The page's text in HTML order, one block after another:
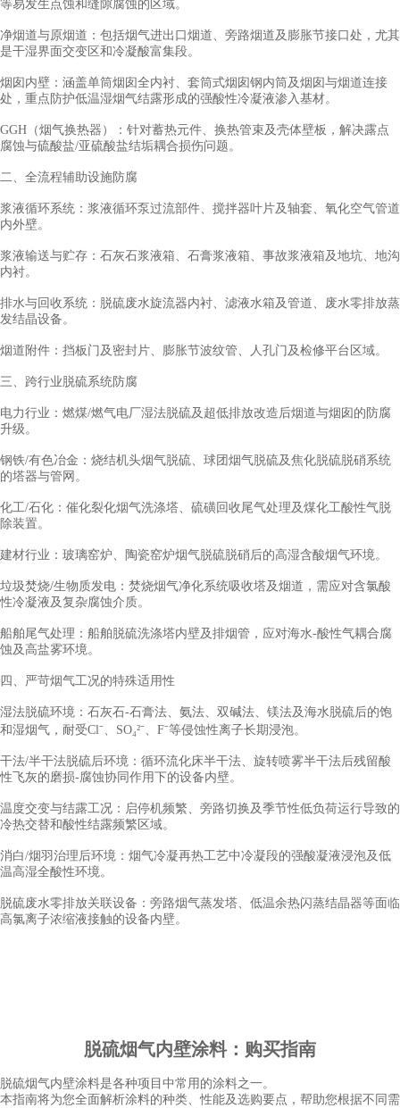
等易发生点蚀和缝隙腐蚀的区域。
净烟道与原烟道：包括烟气进出口烟道、旁路烟道及膨胀节接口处，尤其
是干湿界面交变区和冷凝酸富集段。
烟囱内壁：涵盖单筒烟囱全内衬、套筒式烟囱钢内筒及烟囱与烟道连接
处，重点防护低温湿烟气结露形成的强酸性冷凝液渗入基材。
GGH（烟气换热器）：针对蓄热元件、换热管束及壳体壁板，解决露点
腐蚀与硫酸盐/亚硫酸盐结垢耦合损伤问题。
二、全流程辅助设施防腐
浆液循环系统：浆液循环泵过流部件、搅拌器叶片及轴套、氧化空气管道
内外壁。
浆液输送与贮存：石灰石浆液箱、石膏浆液箱、事故浆液箱及地坑、地沟
内衬。
排水与回收系统：脱硫废水旋流器内衬、滤液水箱及管道、废水零排放蒸
发结晶设备。
烟道附件：挡板门及密封片、膨胀节波纹管、人孔门及检修平台区域。
三、跨行业脱硫系统防腐
电力行业：燃煤/燃气电厂湿法脱硫及超低排放改造后烟道与烟囱的防腐
升级。
钢铁/有色冶金：烧结机头烟气脱硫、球团烟气脱硫及焦化脱硫脱硝系统
的塔器与管网。
化工/石化：催化裂化烟气洗涤塔、硫磺回收尾气处理及煤化工酸性气脱
除装置。
建材行业：玻璃窑炉、陶瓷窑炉烟气脱硫脱硝后的高湿含酸烟气环境。
垃圾焚烧/生物质发电：焚烧烟气净化系统吸收塔及烟道，需应对含氯酸
性冷凝液及复杂腐蚀介质。
船舶尾气处理：船舶脱硫洗涤塔内壁及排烟管，应对海水-酸性气耦合腐
蚀及高盐雾环境。
四、严苛烟气工况的特殊适用性
湿法脱硫环境：石灰石-石膏法、氨法、双碱法、镁法及海水脱硫后的饱
和湿烟气，耐受Cl⁻、SO₄²⁻、F⁻等侵蚀性离子长期浸泡。
干法/半干法脱硫后环境：循环流化床半干法、旋转喷雾半干法后残留酸
性飞灰的磨损-腐蚀协同作用下的设备内壁。
温度交变与结露工况：启停机频繁、旁路切换及季节性低负荷运行导致的
冷热交替和酸性结露频繁区域。
消白/烟羽治理后环境：烟气冷凝再热工艺中冷凝段的强酸凝液浸泡及低
温高湿全酸性环境。
脱硫废水零排放关联设备：旁路烟气蒸发塔、低温余热闪蒸结晶器等面临
高氯离子浓缩液接触的设备内壁。
脱硫烟气内壁涂料：购买指南
脱硫烟气内壁涂料是各种项目中常用的涂料之一。
本指南将为您全面解析涂料的种类、性能及选购要点，帮助您根据不同需